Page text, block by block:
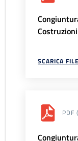
SCARICA FILE
PDF